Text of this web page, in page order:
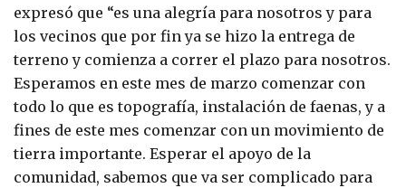
expresó que “es una alegría para nosotros y para
los vecinos que por fin ya se hizo la entrega de
terreno y comienza a correr el plazo para nosotros.
Esperamos en este mes de marzo comenzar con
todo lo que es topografía, instalación de faenas, y a
fines de este mes comenzar con un movimiento de
tierra importante. Esperar el apoyo de la
comunidad, sabemos que va ser complicado para